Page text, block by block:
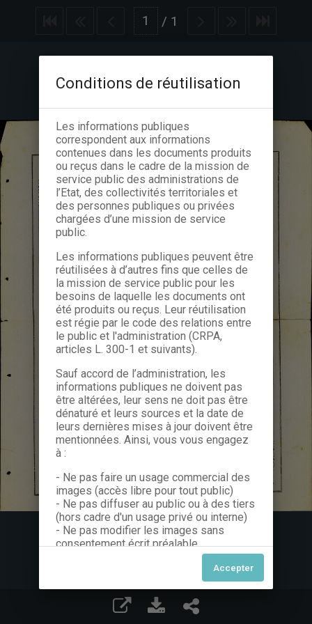
/ 1
Conditions de réutilisation
Les informations publiques
correspondent aux informations
contenues dans les documents produits
ou reçus dans le cadre de la mission de
service public des administrations de
l’Etat, des collectivités territoriales et
des personnes publiques ou privées
chargées d’une mission de service
public.
Les informations publiques peuvent être
réutilisées à d’autres fins que celles de
la mission de service public pour les
besoins de laquelle les documents ont
été produits ou reçus. Leur réutilisation
est régie par le code des relations entre
le public et l'administration (CRPA,
articles L. 300-1 et suivants).
Sauf accord de l’administration, les
informations publiques ne doivent pas
être altérées, leur sens ne doit pas être
dénaturé et leurs sources et la date de
leurs dernières mises à jour doivent être
mentionnées. Ainsi, vous vous engagez
à :
- Ne pas faire un usage commercial des
images (accès libre pour tout public)
- Ne pas diffuser au public ou à des tiers
(hors cadre d'un usage privé ou interne)
- Ne pas modifier les images sans
consentement écrit préalable
Dans le cas contraire, nous vous invitons
à nous contacter afin de solliciter le type
de Licence souhaitée parmi celles
proposées et le cas échéant, acquitter